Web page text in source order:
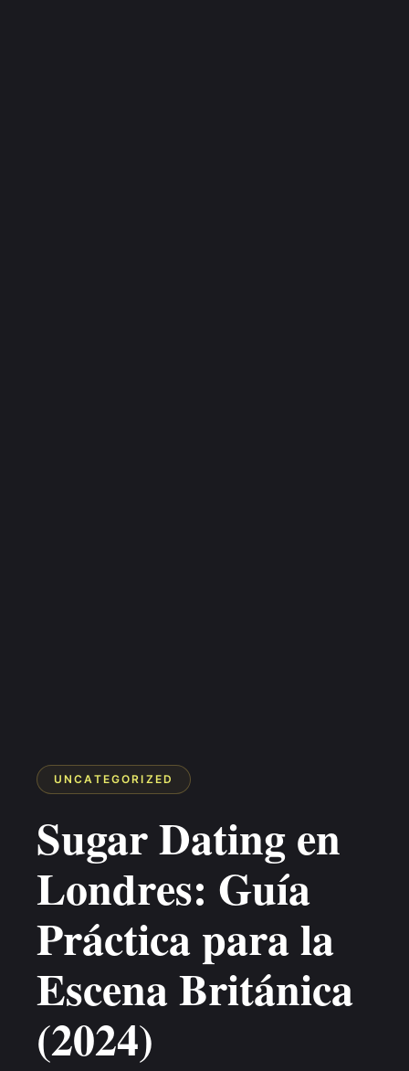
UNCATEGORIZED
Sugar Dating en
Londres: Guía
Práctica para la
Escena Británica
(2024)